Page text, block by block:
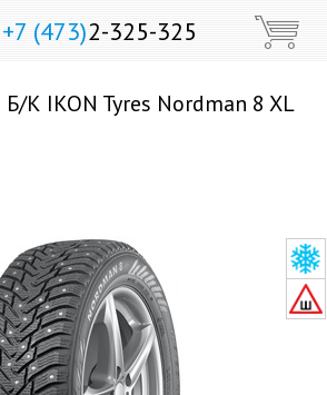
+7 (473)2-325-325
К IKON Tyres Nordman 8 XL